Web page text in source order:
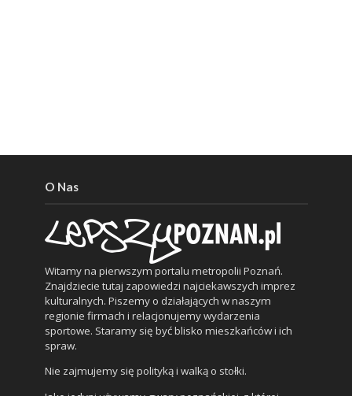
O Nas
Witamy na pierwszym portalu metropolii Poznań.
Znajdziecie tutaj zapowiedzi najciekawszych imprez
kulturalnych. Piszemy o działających w naszym
regionie firmach i relacjonujemy wydarzenia
sportowe. Staramy się być blisko mieszkańców i ich
spraw.
Nie zajmujemy się polityką i walką o stołki.